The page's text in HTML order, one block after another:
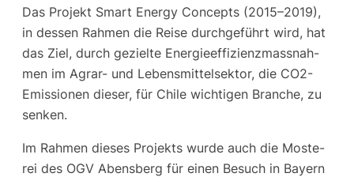
Das Pro­jekt Smart Ener­gy Con­cepts (2015–2019),
in des­sen Rah­men die Rei­se durch­ge­führt wird, hat
das Ziel, durch geziel­te Ener­gie­ef­fi­zi­enz­mass­nah­
men im Agrar- und Lebens­mit­tel­sek­tor, die CO2-
Emis­sio­nen die­ser, für Chi­le wich­ti­gen Bran­che, zu
senken.
Im Rah­men die­ses Pro­jekts wur­de auch die Mos­te­
rei des OGV Abens­berg für einen Besuch in Bay­ern